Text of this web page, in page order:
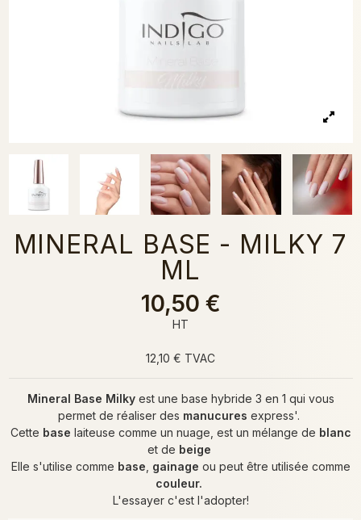
MINERAL BASE - MILKY 7
ML
10,50 €
HT
12,10 € TVAC
Mineral Base Milky est une base hybride 3 en 1 qui vous
permet de réaliser des manucures express'.
Cette base laiteuse comme un nuage, est un mélange de blanc
et de beige
Elle s'utilise comme base gainage ou peut être utilisée comme
couleur.
L'essayer c'est l'adopter!